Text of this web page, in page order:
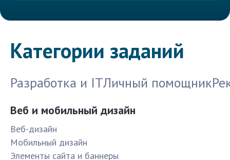
Категории заданий
Разработка и ITЛичный помощник
Веб и мобильный дизайн
Веб-дизайн
Мобильный дизайн
Элементы сайта и баннеры